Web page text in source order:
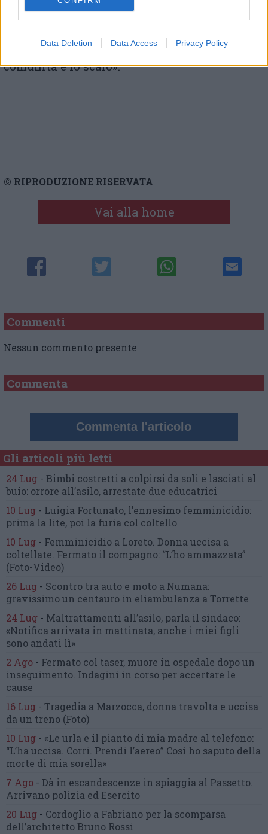
Data Deletion Data Access Privacy Policy
promuovere il Porto antico come luogo
accessibile tutto l’anno, con iniziative che ne
valorizzano le peculiarità. Un’opportunità per
rinsaldare un profondo legame fra la
comunità e lo scalo».
© RIPRODUZIONE RISERVATA
Vai alla home
Commenti
Nessun commento presente
Commenta
Commenta l'articolo
Gli articoli più letti
24 Lug - Bimbi costretti a colpirsi da soli e lasciati al
buio: orrore all’asilo, arrestate due educatrici
10 Lug - Luigia Fortunato, l’ennesimo femminicidio:
prima la lite, poi la furia col coltello
10 Lug - Femminicidio a Loreto. Donna uccisa a
coltellate. Fermato il compagno: “L’ho ammazzata”
(Foto-Video)
26 Lug - Scontro tra auto e moto a Numana:
gravissimo un centauro in eliambulanza a Torrette
24 Lug - Maltrattamenti all’asilo, parla il sindaco:
«Notifica arrivata in mattinata, anche i miei figli
sono andati lì»
2 Ago - Fermato col taser, muore in ospedale dopo un
inseguimento. Indagini in corso per accertare le
cause
16 Lug - Tragedia a Marzocca, donna travolta e uccisa
da un treno (Foto)
10 Lug - «Le urla e il pianto di mia madre al telefono:
“L’ha uccisa. Corri. Prendi l’aereo” Così ho saputo della
morte di mia sorella»
7 Ago - Dà in escandescenze in spiaggia al Passetto.
Arrivano polizia ed Esercito
20 Lug - Cordoglio a Fabriano per la scomparsa
dell’architetto Bruno Rossi